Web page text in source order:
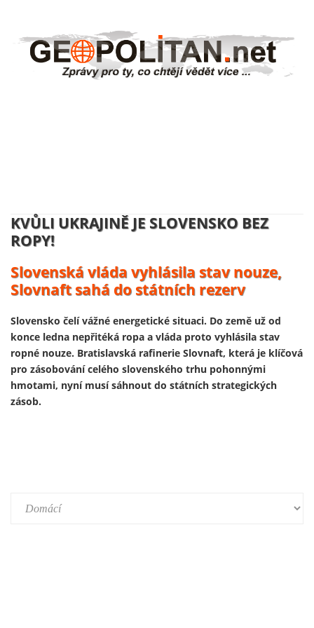
NĚMECKO ZAHAJUJE VÝROBU
UKRAJINSKÝCH DRONŮ:
Volodymyr Zelenskyj se usmívá, účty
platí daňový poplatníci
Ukrajinský prezident Volodymyr Zelenskyj 13. února
představil první útočný dron vyrobený v Německu v rámci
nově založeného německo-ukrajinského společného
podniku. Výroba je součástí širší expanze ukrajinského
zbrojního průmyslu do Evropy a je financována především z
prostředků německého obranného rozpočtu a evropských